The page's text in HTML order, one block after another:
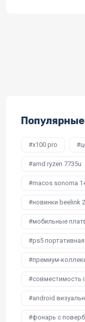
Популярные
x100 pro
amd ryzen 7735u
macos sonoma
новинки beelink
мобильные
ps5
премиум-
совместимость
android
фонарь с